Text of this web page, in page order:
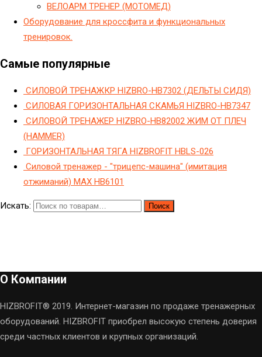
ВЕЛОАРМ ТРЕНЕР (МОТОМЕД)
Оборудование для кроссфита и функциональных
тренировок.
Самые популярные
СИЛОВОЙ ТРЕНАЖКР HIZBRO-HB7302 (ДЕЛЬТЫ СИДЯ)
СИЛОВАЯ ГОРИЗОНТАЛЬНАЯ СКАМЬЯ HIZBRO-HB7347
СИЛОВОЙ ТРЕНАЖЕР HIZBRO-HB82002 ЖИМ ОТ ПЛЕЧ
(HAMMER)
ГОРИЗОНТАЛЬНАЯ ТЯГА HIZBROFIT HBLS-026
Силовой тренажер - "трицепс-машина" (имитация
отжиманий) МAX HB6101
Искать: Поиск
О Компании
HIZBROFIT® 2019. Интернет-магазин по продаже тренажерных
оборудований. HIZBROFIT приобрел высокую степень доверия
среди частных клиентов и крупных организаций.